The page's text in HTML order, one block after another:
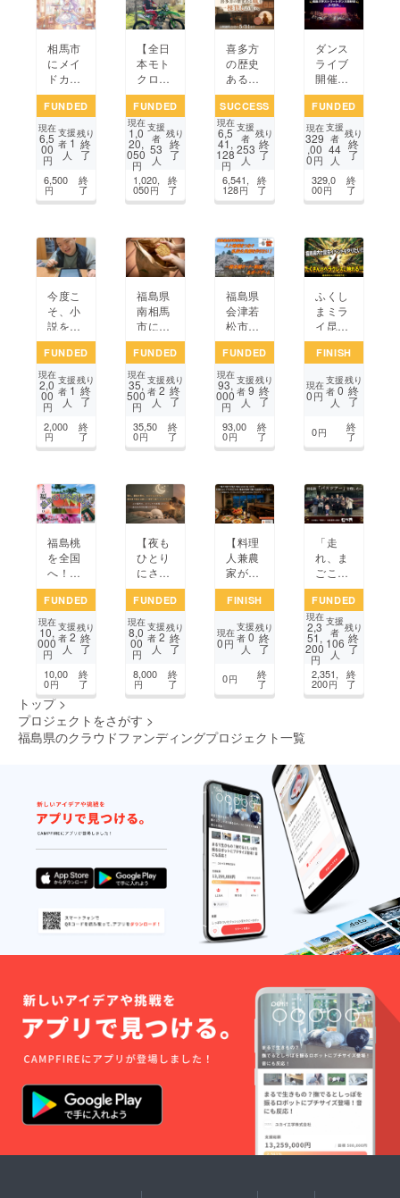
相馬市
にメイ
ドカ
フェ&
BAR O
PEN！
リ
フォー
ム費用
支援プ
ロジェ
FUNDED
現在
6,5
00
円
支援
者1
人
残り
終
了
6,500
円
終
了
【全日
本モト
クロス
頂点
へ】4
歳から
の夢、
高校生
守大
夢・福
島から
戦！
FUNDED
現在
1,0
20,
050
円
支援
者
53
人
残り
終
了
1,020,
050円
終
了
喜多方
の歴史
ある蔵
を宿泊
施設へ
｜地域
文化を
未来に
つなぐ
「hato
ba」の
SUCCESS
現在
6,5
41,
128
円
支援
者
253
人
残り
終
了
6,541,
128円
終
了
ダンス
ライブ
開催費
支援プ
ロジェ
クト
FUNDED
現在
329
,00
0円
支援
者
44
人
残り
終
了
329,0
00円
終
了
今度こ
そ、小
説を本
にする
ための
再挑戦
FUNDED
現在
2,0
00
円
支援
者1
人
残り
終
了
2,000
円
終
了
福島県
南相馬
市に於
いて、
耕作放
棄地を
活用
し、自
作の肥
料で野
菜と
を行う
FUNDED
現在
35,
500
円
支援
者2
人
残り
終
了
35,50
0円
終
了
福島県
会津若
松市
に、人
と地域
をつな
ぐ私設
公民館
を作り
たい！
FUNDED
現在
93,
000
円
支援
者9
人
残り
終
了
93,00
0円
終
了
ふくし
まミラ
イ昆虫
ワール
ドプロ
ト
FINISH
現在
0円
支援
者0
人
残り
終
了
0円 終
了
福島桃
を全国
へ！
パートI
I マル
シェ軽
トラ市
プロ
ジェク
ト
FUNDED
現在
10,
000
円
支援
者 2
人
残り
終
了
10,00
0円
終
了
【夜も
ひとり
にさせ
ない。
見守り
型ペッ
トホテ
ルを作
りた
い】
FUNDED
現在
8,0
00
円
支援
者 2
人
残り
終
了
8,000
円
終
了
【料理
人兼農
家が挑
む】い
わき駅
HIFUK
Uで果
タリア
ン新時
FINISH
現在
0円
支援
者 0
人
残り
終
了
0円 終
了
「走
れ、ま
ごころ
バ
ス。」
20年以
上続く
父のツ
アー
と、お
客さん
FUNDED
現在
2,3
51,
200
円
支援
者
106
人
残り
終
了
2,351,
200円
終
了
トップ >
プロジェクトをさがす >
福島県のクラウドファンディングプロジェクト一覧
5 ... 次のページ